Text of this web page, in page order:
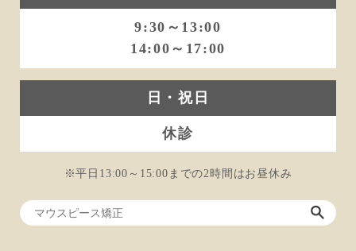
9:30～13:00
14:00～17:00
日・祝日
休診
※平日13:00～15:00までの2時間はお昼休み